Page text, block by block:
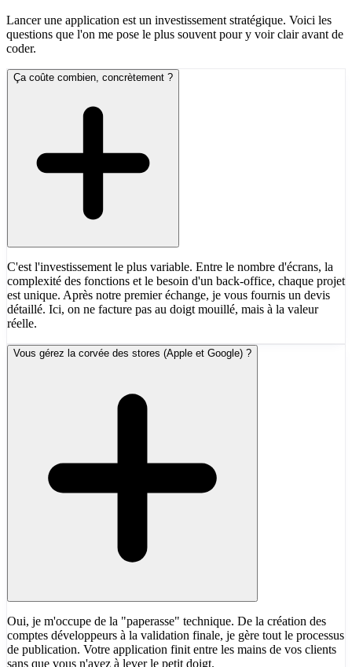
Lancer une application est un investissement stratégique. Voici les
questions que l'on me pose le plus souvent pour y voir clair avant de
coder.
Ça coûte combien, concrètement ?
C'est l'investissement le plus variable. Entre le nombre d'écrans, la
complexité des fonctions et le besoin d'un back-office, chaque projet
est unique. Après notre premier échange, je vous fournis un devis
détaillé. Ici, on ne facture pas au doigt mouillé, mais à la valeur
réelle.
Vous gérez la corvée des stores (Apple et Google) ?
Oui, je m'occupe de la "paperasse" technique. De la création des
comptes développeurs à la validation finale, je gère tout le processus
de publication. Votre application finit entre les mains de vos clients
sans que vous n'ayez à lever le petit doigt.